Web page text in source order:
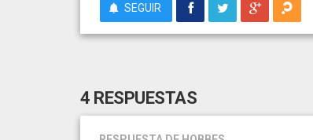
SEGUIR
4 RESPUESTAS